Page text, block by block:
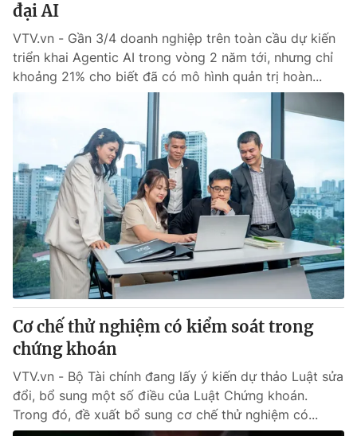
đại AI
VTV.vn - Gần 3/4 doanh nghiệp trên toàn cầu dự kiến
triển khai Agentic AI trong vòng 2 năm tới, nhưng chỉ
khoảng 21% cho biết đã có mô hình quản trị hoàn...
Cơ chế thử nghiệm có kiểm soát trong
chứng khoán
VTV.vn - Bộ Tài chính đang lấy ý kiến dự thảo Luật sửa
đổi, bổ sung một số điều của Luật Chứng khoán.
Trong đó, đề xuất bổ sung cơ chế thử nghiệm có...